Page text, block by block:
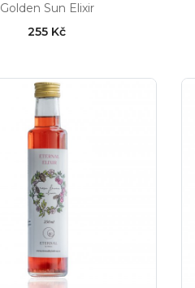
Golden Sun Elixir
255 Kč